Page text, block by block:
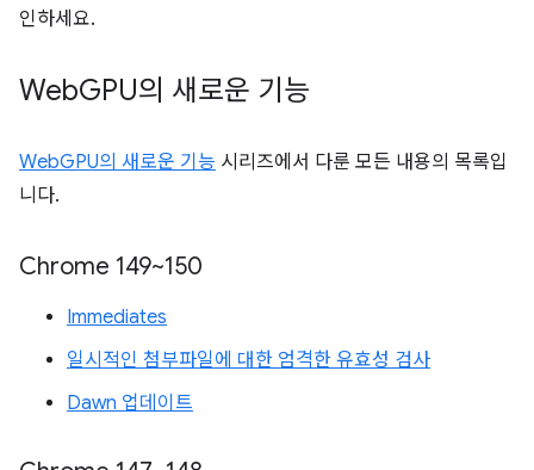
인하세요.
WebGPU의 새로운 기능
WebGPU의 새로운 기능 시리즈에서 다룬 모든 내용의 목록입
니다.
Chrome 149~150
Immediates
일시적인 첨부파일에 대한 엄격한 유효성 검사
Dawn 업데이트